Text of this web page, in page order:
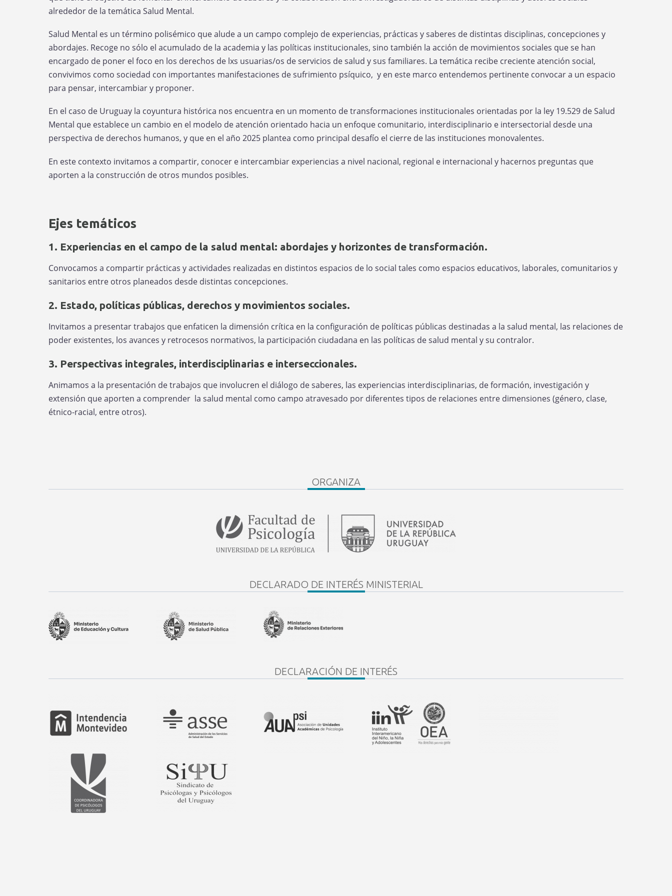
alrededor de la temática Salud Mental.
Salud Mental es un término polisémico que alude a un campo complejo de experiencias, prácticas y saberes de distintas disciplinas, concepciones y
abordajes. Recoge no sólo el acumulado de la academia y las políticas institucionales, sino también la acción de movimientos sociales que se han
encargado de poner el foco en los derechos de lxs usuarias/os de servicios de salud y sus familiares. La temática recibe creciente atención social,
convivimos como sociedad con importantes manifestaciones de sufrimiento psíquico, y en este marco entendemos pertinente convocar a un espacio
para pensar, intercambiar y proponer.
En el caso de Uruguay la coyuntura histórica nos encuentra en un momento de transformaciones institucionales orientadas por la ley 19.529 de Salud
Mental que establece un cambio en el modelo de atención orientado hacia un enfoque comunitario, interdisciplinario e intersectorial desde una
perspectiva de derechos humanos, y que en el año 2025 plantea como principal desafío el cierre de las instituciones monovalentes.
En este contexto invitamos a compartir, conocer e intercambiar experiencias a nivel nacional, regional e internacional y hacernos preguntas que
aporten a la construcción de otros mundos posibles.
Ejes temáticos
1. Experiencias en el campo de la salud mental: abordajes y horizontes de transformación.
Convocamos a compartir prácticas y actividades realizadas en distintos espacios de lo social tales como espacios educativos, laborales, comunitarios y
sanitarios entre otros planeados desde distintas concepciones.
2. Estado, políticas públicas, derechos y movimientos sociales.
Invitamos a presentar trabajos que enfaticen la dimensión crítica en la configuración de políticas públicas destinadas a la salud mental, las relaciones de
poder existentes, los avances y retrocesos normativos, la participación ciudadana en las políticas de salud mental y su contralor.
3. Perspectivas integrales, interdisciplinarias e interseccionales.
Animamos a la presentación de trabajos que involucren el diálogo de saberes, las experiencias interdisciplinarias, de formación, investigación y
extensión que aporten a comprender la salud mental como campo atravesado por diferentes tipos de relaciones entre dimensiones (género, clase,
étnico-racial, entre otros).
ORGANIZA
DECLARADO DE INTERÉS MINISTERIAL
DECLARACIÓN DE INTERÉS